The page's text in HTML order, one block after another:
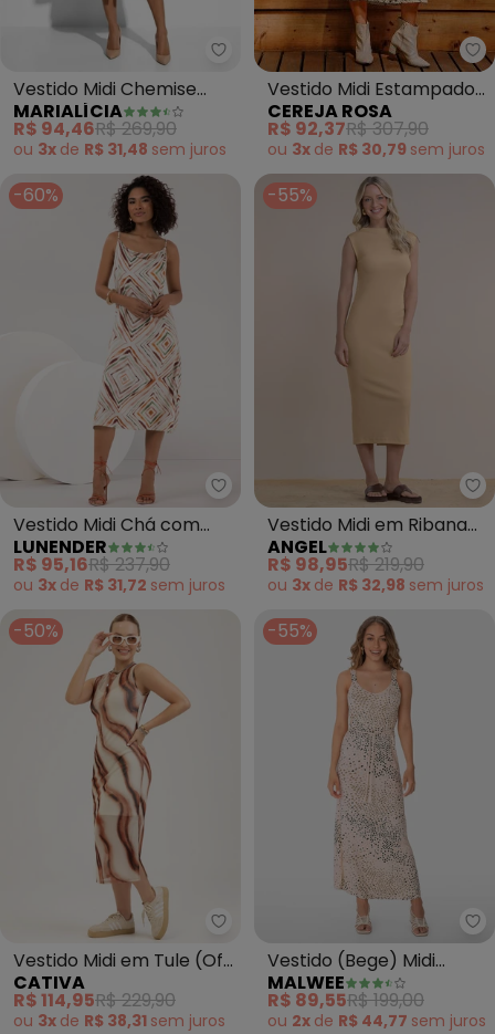
Marialícia - Vestido Midi
Vestido Midi Chemise
Feminino Listrado (Bege)
MARIALÍCIA
R$ 94,46R$ 269,90
ou 3x de R$ 31,48 sem juros
Vestido Midi Estampado
Manga Longa em Viscose
(Bege)
CEREJA ROSA
R$ 92,37R$ 307,90
ou 3x de R$ 30,79 sem juros
-60%
Lunender - Vestido Midi Chá
Vestido Midi Chá com
Alças Finas (Branco)
LUNENDER
R$ 95,16R$ 237,90
ou 3x de R$ 31,72 sem juros
-55%
Vestido Midi em Ribana
(Bege)
ANGEL
R$ 98,95R$ 219,90
ou 3x de R$ 32,98 sem juros
-50%
Cativa
Vestido Midi em Tule (Off
White)
CATIVA
R$ 114,95R$ 229,90
ou 3x de R$ 38,31 sem juros
-55%
Vestido (Bege) Midi
Animal Print
MALWEE
R$ 89,55R$ 199,00
ou 2x de R$ 44,77 sem juros